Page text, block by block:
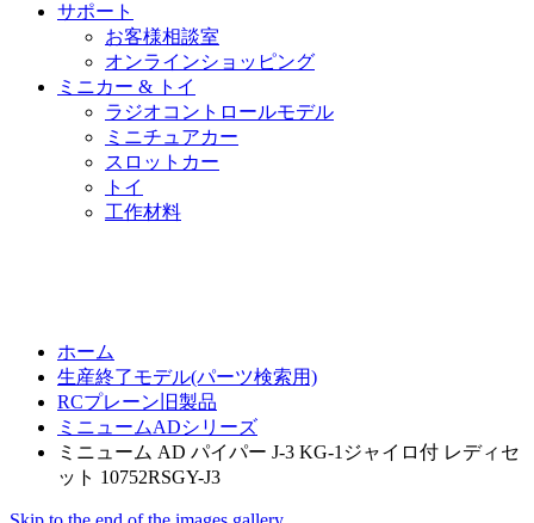
サポート
お客様相談室
オンラインショッピング
ミニカー & トイ
ラジオコントロールモデル
ミニチュアカー
スロットカー
トイ
工作材料
ホーム
生産終了モデル(パーツ検索用)
RCプレーン旧製品
ミニュームADシリーズ
ミニューム AD パイパー J-3 KG-1ジャイロ付 レディセ
ット 10752RSGY-J3